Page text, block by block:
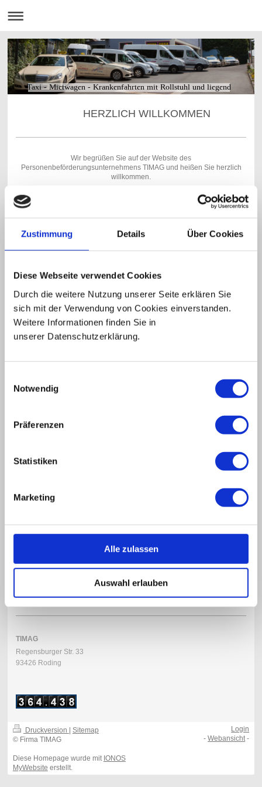
Zustimmung Details Über Cookies
Diese Webseite verwendet Cookies
Durch die weitere Nutzung unserer Seite erklären Sie
sich mit der Verwendung von Cookies einverstanden.
Weitere Informationen finden Sie in
unserer Datenschutzerklärung.
Notwendig
Präferenzen
Statistiken
Marketing
Alle zulassen
Auswahl erlauben
Taxi - Mietwagen - Krankenfahrten mit Rollstuhl und liegend
HERZLICH WILLKOMMEN
Wir begrüßen Sie auf der Website des
Personenbeförderungsunternehmens TIMAG und heißen Sie herzlich
willkommen.
Ob Fahrten innerhalb und außerhalb des Landkreises Cham,
Krankentransporte liegend (ohne Fachpersonal), nicht umsetzbar mit
Herzen von Roding.
Auf den folgenden Seiten können Sie sich ausführlich über uns und
Wir freuen uns über Ihr Interesse.
erreichbar
TIMAG
Regensburger Str. 33
93426 Roding
Druckversion
Sitemap
© Firma TIMAG
Diese Homepage wurde mit IONOS
MyWebsite erstellt.
Login
-Webansicht-